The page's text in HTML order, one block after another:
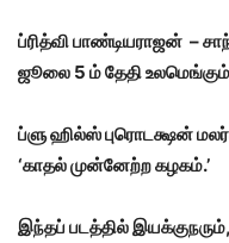
ப்ரித்வி பாண்டியராஜன் –
ஜூலை 5 ம் தேதி உலமெங்கும்
ப்ளு ஹில்ஸ் புரொடக்ஷன்
‘காதல் முன்னேற்ற கழகம்.’
இந்தப் படத்தில் இயக்குநரும்